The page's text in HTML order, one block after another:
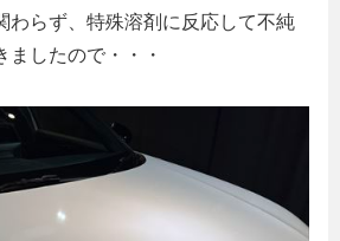
わらず、特殊溶剤に反応して不純
ましたので・・・